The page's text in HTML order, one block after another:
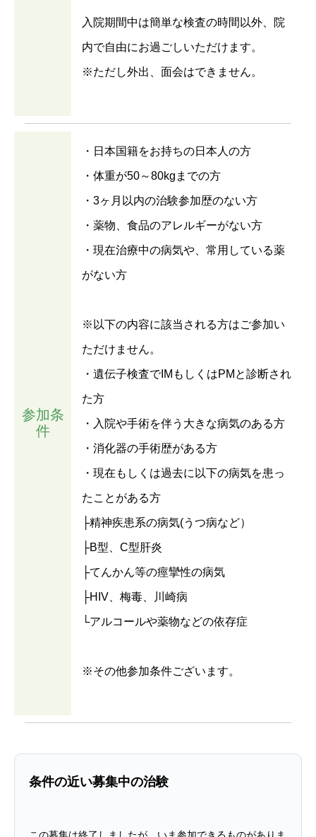
入院期間中は簡単な検査の時間以外、院
内で自由にお過ごしいただけます。
※ただし外出、面会はできません。
参加条
件
・日本国籍をお持ちの日本人の方
・体重が50～80kgまでの方
・3ヶ月以内の治験参加歴のない方
・薬物、食品のアレルギーがない方
・現在治療中の病気や、常用している薬
がない方
※以下の内容に該当される方はご参加い
ただけません。
・遺伝子検査でIMもしくはPMと診断され
た方
・入院や手術を伴う大きな病気のある方
・消化器の手術歴がある方
・現在もしくは過去に以下の病気を患っ
たことがある方
├精神疾患系の病気(うつ病など）
├B型、C型肝炎
├てんかん等の痙攣性の病気
├HIV、梅毒、川崎病
└アルコールや薬物などの依存症
※その他参加条件ございます。
条件の近い募集中の治験